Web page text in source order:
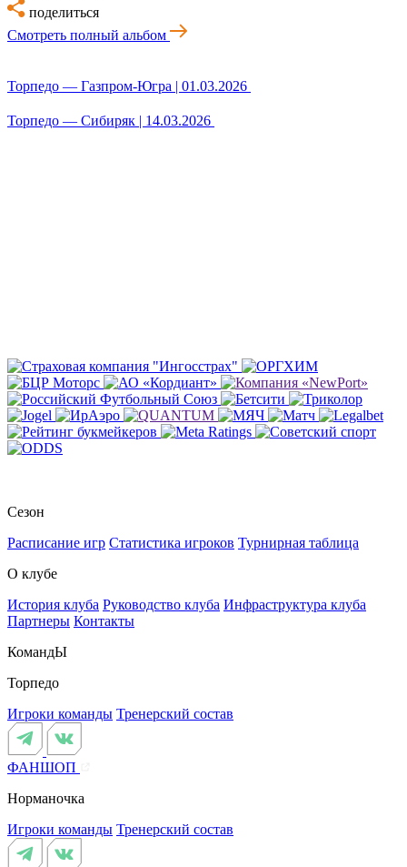
поделиться
Смотреть полный альбом
Торпедо — Газпром-Югра | 01.03.2026
Торпедо — Сибиряк | 14.03.2026
Сезон
Расписание игр Статистика игроков Турнирная таблица
О клубе
История клуба Руководство клуба Инфраструктура клуба
Партнеры Контакты
КомандЫ
Торпедо
Игроки команды Тренерский состав
ФАНШОП
Норманочка
Игроки команды Тренерский состав